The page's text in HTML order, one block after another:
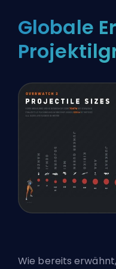
Globale
Wie bereits